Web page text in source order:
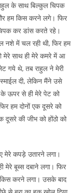
के साथ बिल्कुल चिपक
हम किस करने लगे। फिर
कर डांस करते रहे।
नशे में चल रही थी, फिर हम
मेरे साथ ही मेरे कमरे में आ
गये थे, तब राहुल ने मेरी
दी, लेकिन मैंने उसे
ऊपर से ही मेरे पेट को
हम दोनों एक दूसरे को
की जीभ को होंठो को
कपड़े उतारने लगा।
मेरे बूब्स दबाने लगा। फिर
किस करने लगा। उसके बाद